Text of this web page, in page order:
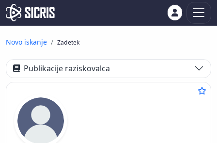
Novo iskanje Zadetek
Publikacije raziskovalca